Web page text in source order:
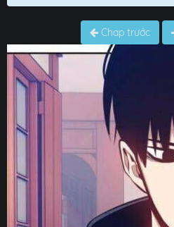
Chap trước